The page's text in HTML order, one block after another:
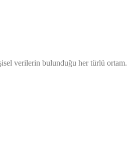
verilerin bulunduğu her türlü ortam.